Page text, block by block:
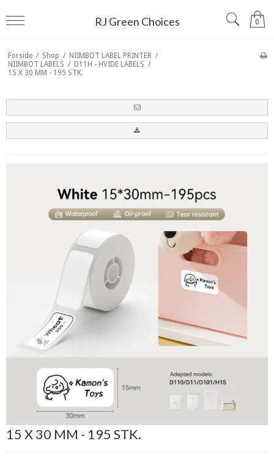
RJ Green Choices 0
Forside / Shop / NIIMBOT LABEL PRINTER /
NIIMBOT LABELS / D11H - HVIDE LABELS /
15 X 30 MM - 195 STK.
15 X 30 MM - 195 STK.